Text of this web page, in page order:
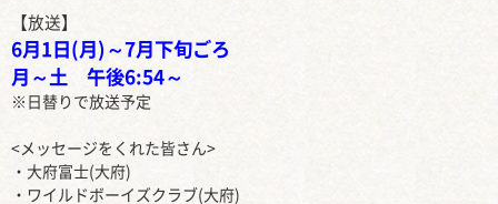
【放送】
6月1日(月)～7月下旬ごろ
月～土 午後6:54～
※日替りで放送予定
<メッセージをくれた皆さん>
・大府富士(大府)
・ワイルドボーイズクラブ(大府)